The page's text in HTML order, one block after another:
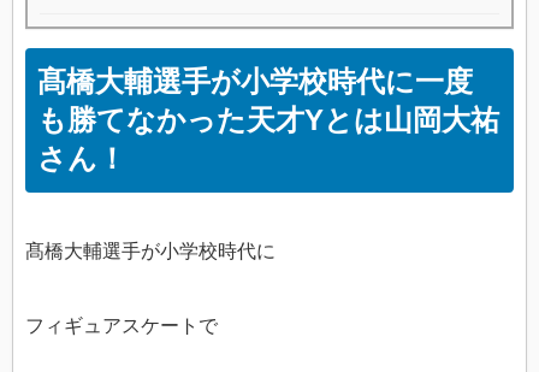
髙橋大輔選手が小学校時代に一度
も勝てなかった天才Yとは山岡大祐
さん！
髙橋大輔選手が小学校時代に
フィギュアスケートで